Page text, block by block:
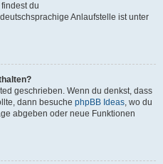
du
Anlaufstelle ist unter
geschrieben. Wenn du denkst, dass
dann besuche phpBB Ideas, wo du
abgeben oder neue Funktionen